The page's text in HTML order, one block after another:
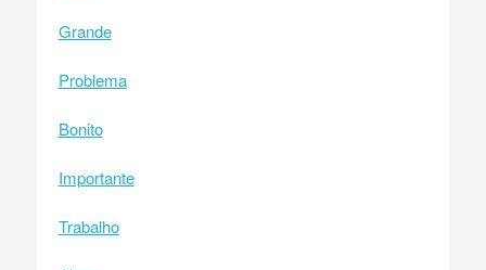
Grande
Problema
Bonito
Importante
Trabalho